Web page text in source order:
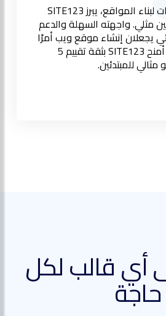
بعد تجربة عدة أدوات لبناء المواقع، يبرز SITE123
مثلي. واجهته السهلة والدعم
يجعلان إنشاء موقع ويب أمرًا
في غاية السهولة. أمنح SITE123 بثقة تقييم 5
للمبتدئين.
أي قالب لكل
حاجة